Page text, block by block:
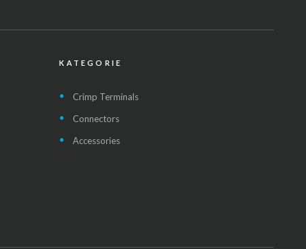
KATEGORIE
Crimp Terminals
Connectors
Accessories